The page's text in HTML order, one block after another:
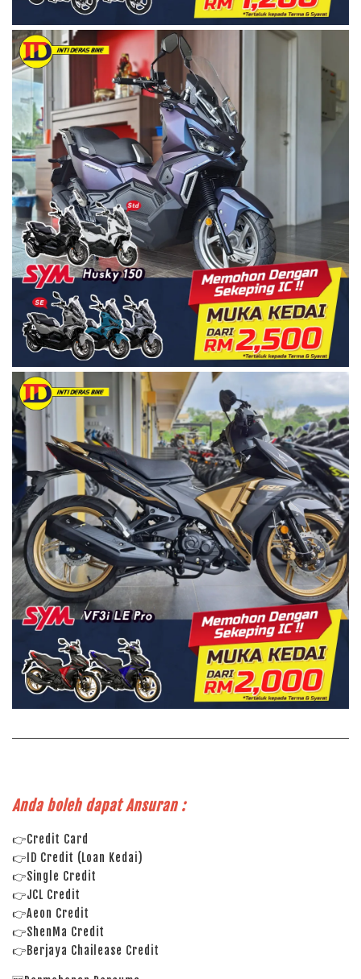
Anda boleh dapat Ansuran :
👉Credit Card
👉ID Credit (Loan Kedai)
👉Single Credit
👉JCL Credit
👉Aeon Credit
👉ShenMa Credit
👉Berjaya Chailease Credit